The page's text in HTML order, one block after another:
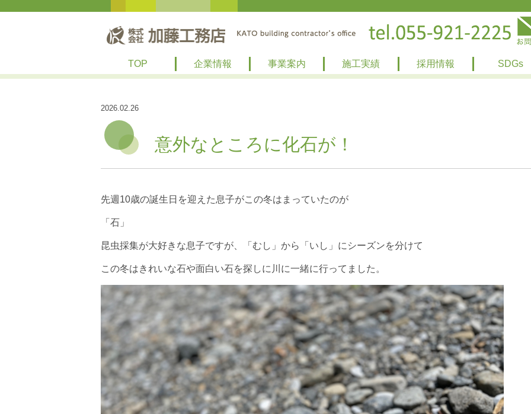
TOP 企業情報 事業案内 施工実績 採用情報 SDGs
2026.02.26
意外なところに化石が！
先週10歳の誕生日を迎えた息子がこの冬はまっていたのが
「石」
昆虫採集が大好きな息子ですが、「むし」から「いし」にシーズンを分けて
この冬はきれいな石や面白い石を探しに川に一緒に行ってました。